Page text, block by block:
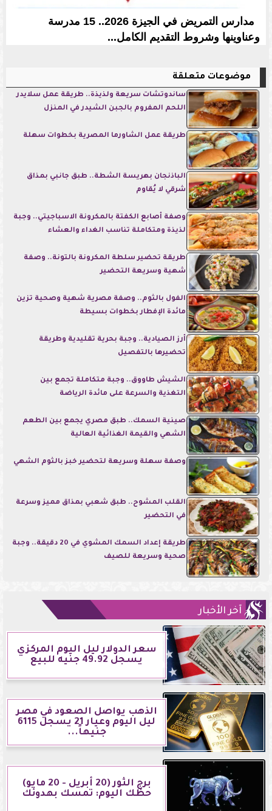
مدارس التمريض في الجيزة 2026.. 15 مدرسة
وعناوينها وشروط التقديم الكامل...
موضوعات متعلقة
ساندوتشات سريعة ولذيذة.. طريقة عمل سلايدر
اللحم المفروم بالجبن الشيدر في المنزل
طريقة عمل الشاورما المصرية بخطوات سهلة
الباذنجان بهريسة الشطة.. طبق جانبي بمذاق
شرقي لا يُقاوم
وصفة أصابع الكفتة بالمكرونة الاسباجيتي.. وجبة
لذيذة ومتكاملة تناسب الغداء والعشاء
طريقة تحضير سلطة المكرونة بالتونة.. وصفة
شهية وسريعة التحضير
الفول بالثوم.. وصفة مصرية شهية وصحية تزين
مائدة الإفطار بخطوات بسيطة
أرز الصيادية.. وجبة بحرية تقليدية وطريقة
تحضيرها بالتفصيل
الشيش طاووق.. وجبة متكاملة تجمع بين
التغذية والسرعة على مائدة الرياضة
صينية السمك.. طبق مصري يجمع بين الطعم
الشهي والقيمة الغذائية العالية
وصفة سهلة وسريعة لتحضير خبز بالثوم الشهي
القلب المشوح.. طبق شعبي بمذاق مميز وسرعة
في التحضير
طريقة إعداد السمك المشوي في 20 دقيقة.. وجبة
صحية وسريعة للصيف
آخر الأخبار
سعر الدولار ليل اليوم المركزي
يسجل 49.92 جنيه للبيع
الذهب يواصل الصعود في مصر
ليل اليوم وعيار 21 يسجل 6115
جنيهاً...
برج الثور (20 أبريل - 20 مايو)
حظك اليوم: تمسك بهدوئك